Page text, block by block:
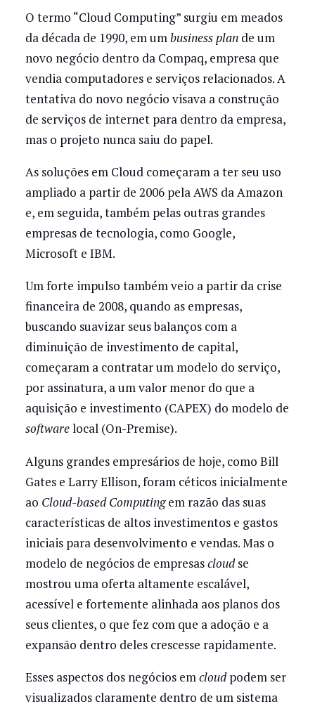
O termo “Cloud Computing” surgiu em meados
da década de 1990, em umbusiness plande um
novo negócio dentro da Compaq, empresa que
vendia computadores e serviços relacionados. A
tentativa do novo negócio visava a construção
de serviços de internet para dentro da empresa,
mas o projeto nunca saiu do papel.
As soluções em Cloud começaram a ter seu uso
ampliado a partir de 2006 pela AWS da Amazon
e, em seguida, também pelas outras grandes
empresas de tecnologia, como Google,
Microsoft e IBM.
Um forte impulso também veio a partir da crise
financeira de 2008, quando as empresas,
buscando suavizar seus balanços com a
diminuição de investimento de capital,
começaram a contratar um modelo do serviço,
por assinatura, a um valor menor do que a
aquisição e investimento (CAPEX) do modelo de
softwarelocal (On-Premise).
Alguns grandes empresários de hoje, como Bill
Gates e Larry Ellison, foram céticos inicialmente
ao Cloud-based Computingem razão das suas
características de altos investimentos e gastos
iniciais para desenvolvimento e vendas. Mas o
modelo de negócios de empresascloudse
mostrou uma oferta altamente escalável,
acessível e fortemente alinhada aos planos dos
seus clientes, o que fez com que a adoção e a
expansão dentro deles crescesse rapidamente.
Esses aspectos dos negócios emcloudpodem ser
visualizados claramente dentro de um sistema